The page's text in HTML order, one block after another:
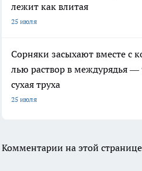
лежит как влитая
25 июля
Сорняки засыхают вместе с
лью раствор в междурядья —
сухая труха
25 июля
Комментарии на этой